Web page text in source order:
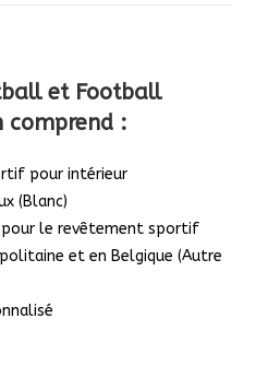
et Football
comprend :
pour intérieur
(Blanc)
pour le revêtement sportif
et en Belgique (Autre